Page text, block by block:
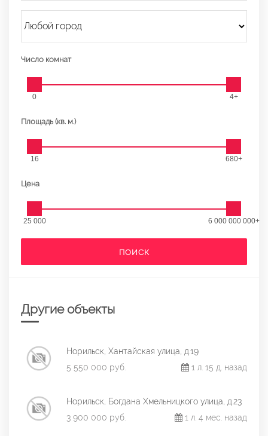
Число комнат
0 4+
Площадь (кв. м.)
16 680+
Цена
25 000 6 000 000 000+
ПОИСК
Другие объекты
Норильск, Хантайская улица, д.19
5 550 000 руб.
1 л. 15 д. назад
Норильск, Богдана Хмельницкого улица, д.23
3 900 000 руб.
1 л. 4 мес. назад